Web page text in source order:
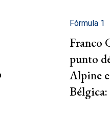
Fórmula 1
Franco
punto
Alpine
Bélgica: